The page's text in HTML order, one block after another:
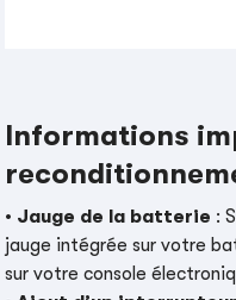
Informations
• Jauge de la batterie :
jauge intégrée sur votre
sur votre console